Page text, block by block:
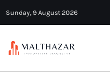
Sunday, 9 August 2026